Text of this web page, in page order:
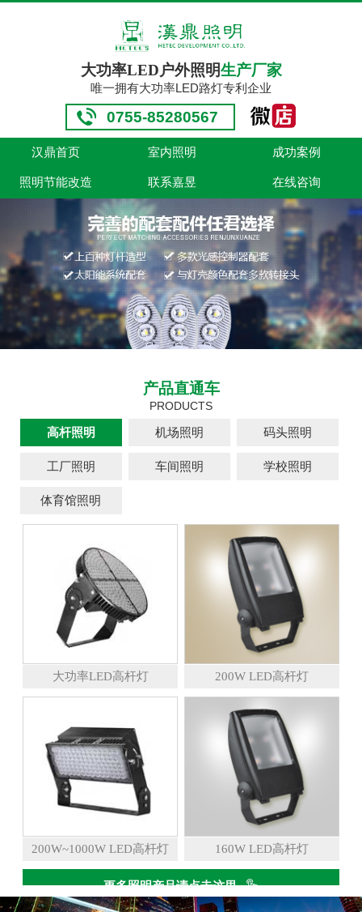
大功率LED户外照明生产厂家
唯一拥有大功率LED路灯专利企业
0755-85280567
汉鼎首页 室内照明 成功案例
照明节能改造 联系嘉昱 在线咨询
产品直通车
PRODUCTS
高杆照明 机场照明 码头照明
工厂照明 车间照明 学校照明
体育馆照明
大功率LED高杆灯 200W LED高杆灯
200W~1000W LED高杆灯 160W LED高杆灯
更多照明产品请点击这里